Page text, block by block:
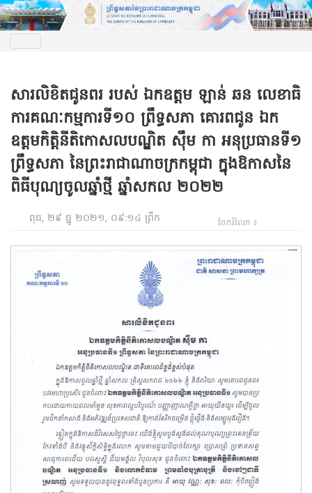
សារលិខិតជូនពរ របស់ ឯកឧត្តម ឡាន់​ ឆន លេខាធិ
ការគណៈកម្មការទី១០ ព្រឹទ្ធសភា គោរពជូន ឯក
ឧត្តមកិត្តិនីតិកោសលបណ្ឌិត ស៊ឹម កា អនុប្រធាន​ទី១
ព្រឹទ្ធសភា នៃព្រះរាជាណាចក្រកម្ពុជា ក្នុងឱកាសនៃ
ពិធីបុណ្យចូលឆ្នាំថ្មី ឆ្នាំសកល ២០២២
ពុធ, ២៩ ធ្នូ ២០២១, ០៩:១៤ ព្រឹក ចែករំលែក ៖